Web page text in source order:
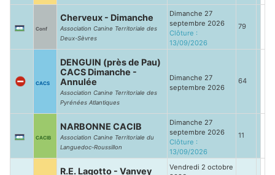
Conf
Cherveux - Dimanche
Association Canine Territoriale des
Deux-Sèvres
Dimanche 27
septembre 2026
Clôture :
13/09/2026
79
CACS
DENGUIN (près de Pau)
CACS Dimanche -
Annulée
Association Canine Territoriale des
Pyrénées Atlantiques
Dimanche 27
septembre 2026
64
CACIB
NARBONNE CACIB
Association Canine Territoriale du
Languedoc-Roussillon
Dimanche 27
septembre 2026
Clôture :
13/09/2026
11
R.E. Lagotto - Vanvey
Vendredi 2 octobre